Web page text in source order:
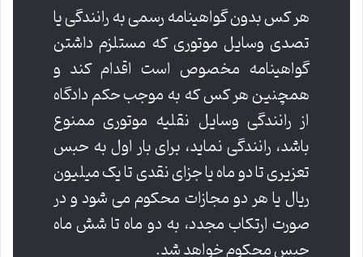
هر کس بدون گواهینامه رسمی به رانندگی یا
تصدی وسایل موتوری که مستلزم داشتن
گواهینامه مخصوص است اقدام کند و
همچنین هر کس که به موجب حکم دادگاه
از رانندگی وسایل نقلیه موتوری ممنوع
باشد، رانندگی نماید، برای بار اول به حبس
تعزیری تا دو ماه یا جزای نقدی تا یک میلیون
ریال یا هر دو مجازات محکوم می شود و در
صورت ارتکاب مجدد، به دو ماه تا شش ماه
حبس محکوم خواهد شد.